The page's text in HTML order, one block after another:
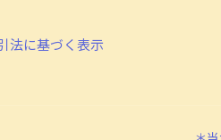
法に基づく表示